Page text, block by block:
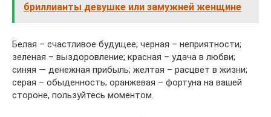
бриллианты девушке или замужней женщине
Белая – счастливое будущее; черная – неприятности;
зеленая – выздоровление; красная – удача в любви;
синяя — денежная прибыль; желтая – расцвет в жизни;
серая – обыденность; оранжевая – фортуна на вашей
стороне, пользуйтесь моментом.